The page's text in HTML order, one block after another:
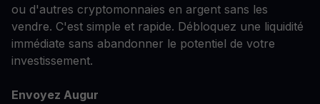
ou d'autres cryptomonnaies en argent sans les
vendre. C'est simple et rapide. Débloquez une liquidité
immédiate sans abandonner le potentiel de votre
investissement.
Envoyez Augur